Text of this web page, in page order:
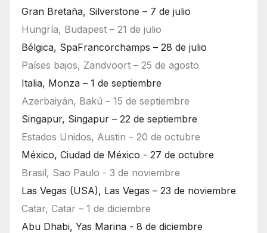
Gran Bretaña, Silverstone – 7 de julio
Hungría, Budapest – 21 de julio
Bélgica, SpaFrancorchamps – 28 de julio
Países bajos, Zandvoort – 25 de agosto
Italia, Monza – 1 de septiembre
Azerbaiyán, Bakú – 15 de septiembre
Singapur, Singapur – 22 de septiembre
Estados Unidos, Austin – 20 de octubre
México, Ciudad de México - 27 de octubre
Brasil, Sao Paulo - 3 de noviembre
Las Vegas (USA), Las Vegas – 23 de noviembre
Catar, Catar – 1 de diciembre
Abu Dhabi, Yas Marina - 8 de diciembre